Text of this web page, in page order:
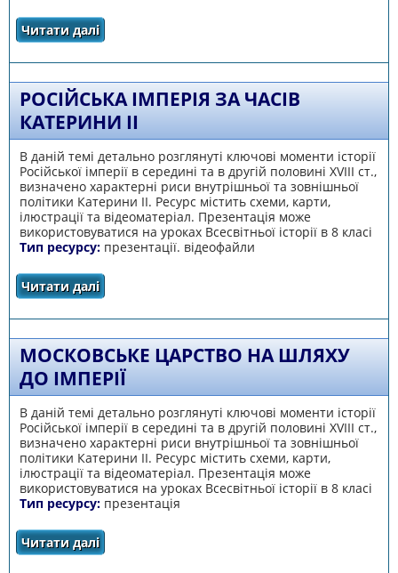
Читати даліпро Традиційні суспільства Сходу
РОСІЙСЬКА ІМПЕРІЯ ЗА ЧАСІВ
КАТЕРИНИ ІІ
В даній темі детально розглянуті ключові моменти історії
Російської імперії в середині та в другій половині ХVІІІ ст.,
визначено характерні риси внутрішньої та зовнішньої
політики Катерини ІІ. Ресурс містить схеми, карти,
ілюстрації та відеоматеріал. Презентація може
використовуватися на уроках Всесвітньої історії в 8 класі
Тип ресурсу: презентації. відеофайли
Читати даліпро Російська імперія за часів Катерини ІІ
МОСКОВСЬКЕ ЦАРСТВО НА ШЛЯХУ
ДО ІМПЕРІЇ
В даній темі детально розглянуті ключові моменти історії
Російської імперії в середині та в другій половині ХVІІІ ст.,
визначено характерні риси внутрішньої та зовнішньої
політики Катерини ІІ. Ресурс містить схеми, карти,
ілюстрації та відеоматеріал. Презентація може
використовуватися на уроках Всесвітньої історії в 8 класі
Тип ресурсу: презентація
Читати даліпро Московське царство на шляху до імперії